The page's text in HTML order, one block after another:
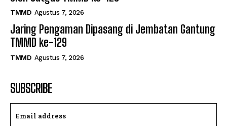
TMMD Agustus 7, 2026
Jaring Pengaman Dipasang di Jembatan Gantung
TMMD ke-129
TMMD Agustus 7, 2026
SUBSCRIBE